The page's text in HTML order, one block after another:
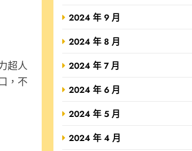
超人
，不
2024 年 9 月
2024 年 8 月
2024 年 7 月
2024 年 6 月
2024 年 5 月
2024 年 4 月